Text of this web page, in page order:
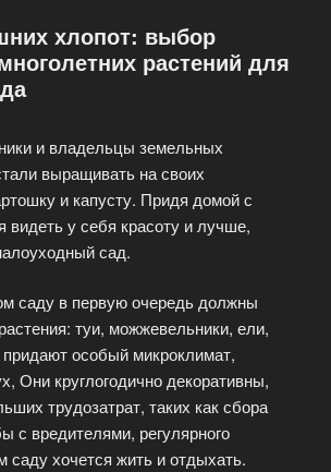
хлопот: выбор
растений для
и владельцы земельных
выращивать на своих
и капусту. Придя домой с
видеть у себя красоту и лучше,
сад.
саду в первую очередь должны
туи, можжевельники, ели,
особый микроклимат,
Они круглогодично декоративны,
трудозатрат, таких как сбора
с вредителями, регулярного
саду хочется жить и отдыхать.